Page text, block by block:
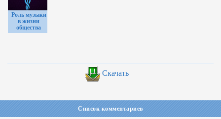
Роль музыки
в жизни
общества
Скачать
Список комментариев